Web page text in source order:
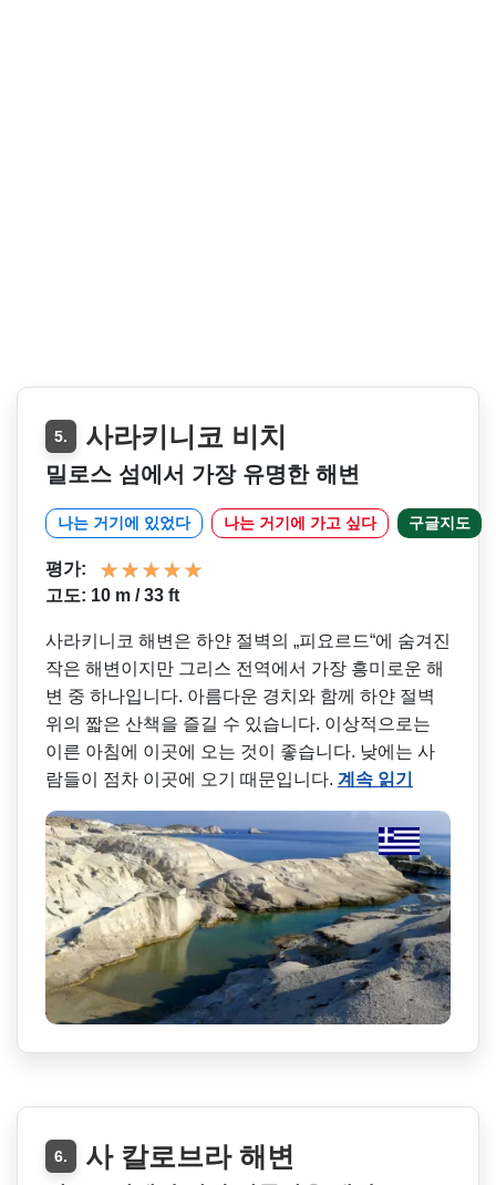
5. 사라키니코 비치
밀로스 섬에서 가장 유명한 해변
나는 거기에 있었다 나는 거기에 가고 싶다 구글지도
평가:
고도: 10 m / 33 ft
사라키니코 해변은 하얀 절벽의 „피요르드“에 숨겨진
작은 해변이지만 그리스 전역에서 가장 흥미로운 해
변 중 하나입니다. 아름다운 경치와 함께 하얀 절벽
위의 짧은 산책을 즐길 수 있습니다. 이상적으로는
이른 아침에 이곳에 오는 것이 좋습니다. 낮에는 사
람들이 점차 이곳에 오기 때문입니다. 계속 읽기
6. 사 칼로브라 해변